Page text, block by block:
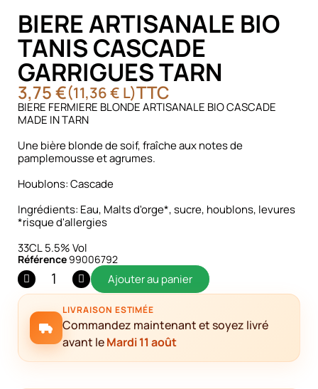
BIERE ARTISANALE BIO
TANIS CASCADE
GARRIGUES TARN
3,75 €(11,36 € L)TTC
BIERE FERMIERE BLONDE ARTISANALE BIO CASCADE
MADE IN TARN
Une bière blonde de soif, fraîche aux notes de
pamplemousse et agrumes.
Houblons: Cascade
Ingrédients: Eau, Malts d'orge*, sucre, houblons, levures
*risque d'allergies
33CL 5.5% Vol
Référence 99006792
Ajouter au panier
LIVRAISON ESTIMÉE
Commandez maintenant et soyez livré
avant leMardi 11 août